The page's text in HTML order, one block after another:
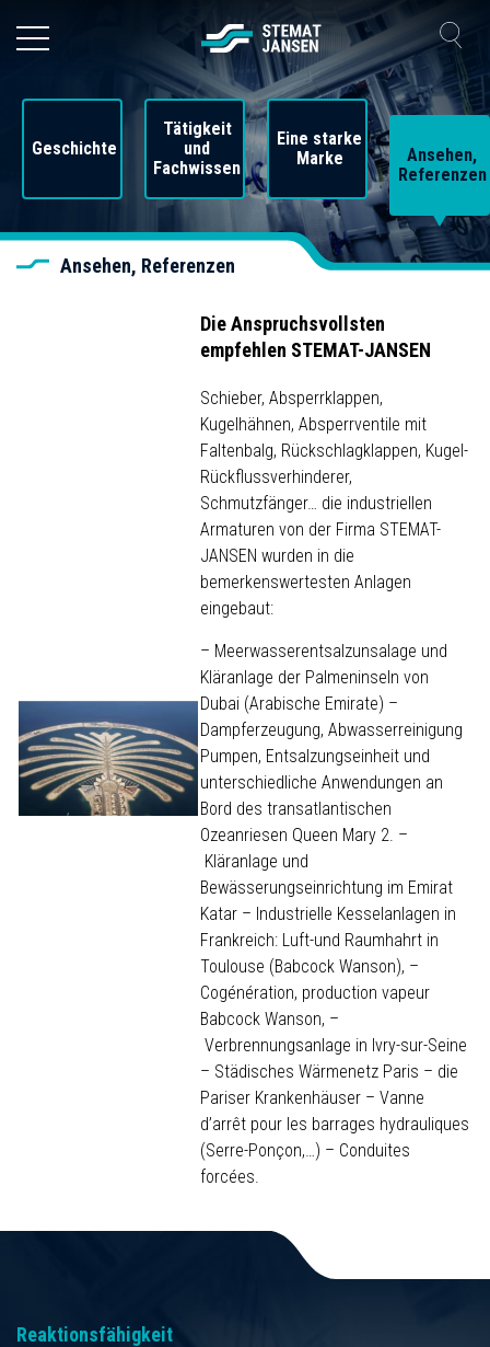
Geschichte
Tätigkeit
und
Fachwissen
Eine starke
Marke
Ansehen,
Referenzen
Ansehen, Referenzen
Die Anspruchsvollsten
empfehlen STEMAT-JANSEN
Schieber, Absperrklappen,
Kugelhähnen, Absperrventile mit
Faltenbalg, Rückschlagklappen, Kugel-
Rückflussverhinderer,
Schmutzfänger… die industriellen
Armaturen von der Firma STEMAT-
JANSEN wurden in die
bemerkenswertesten Anlagen
eingebaut:
– Meerwasserentsalzunsalage und
Kläranlage der Palmeninseln von
Dubai (Arabische Emirate) –
Dampferzeugung, Abwasserreinigung
Pumpen, Entsalzungseinheit und
unterschiedliche Anwendungen an
Bord des transatlantischen
Ozeanriesen Queen Mary 2. –
Kläranlage und
Bewässerungseinrichtung im Emirat
Katar – Industrielle Kesselanlagen in
Frankreich: Luft-und Raumhahrt in
Toulouse (Babcock Wanson), –
Cogénération, production vapeur
Babcock Wanson, –
Verbrennungsanlage in Ivry-sur-Seine
– Städisches Wärmenetz Paris – die
Pariser Krankenhäuser – Vanne
d’arrêt pour les barrages hydrauliques
(Serre-Ponçon,…) – Conduites
forcées.
Reaktionsfähigkeit